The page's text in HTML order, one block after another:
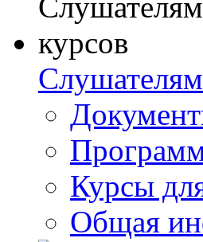
Курсы
Общая